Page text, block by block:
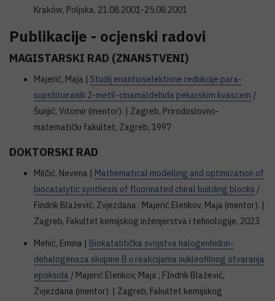
Kraków, Poljska, 21.08.2001-25.08.2001
Publikacije - ocjenski radovi
MAGISTARSKI RAD (ZNANSTVENI)
Majerić, Maja | Studij enantioselektivne redukcije para-
supstituiranih 2-metil-cinamaldehida pekarskim kvascem /
Šunjić, Vitomir (mentor). | Zagreb, Prirodoslovno-
matematički fakultet, Zagreb, 1997
DOKTORSKI RAD
Milčić, Nevena | Mathematical modelling and optimization of
biocatalytic synthesis of fluorinated chiral building blocks /
Findrik Blažević, Zvjezdana ; Majerić Elenkov, Maja (mentor). |
Zagreb, Fakultet kemijskog inženjerstva i tehnologije, 2023
Mehić, Emina | Biokatalitička svojstva halogenhidrin-
dehalogenaza skupine B u reakcijama nukleofilnog otvaranja
epoksida / Majerić Elenkov, Maja ; FIndrik Blažević,
Zvjezdana (mentor). | Zagreb, Fakultet kemijskog